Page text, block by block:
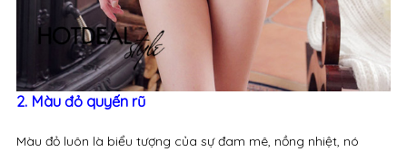
2. Màu đỏ quyến rũ
Màu đỏ luôn là biểu tượng của sự đam mê, nồng nhiệt, nó